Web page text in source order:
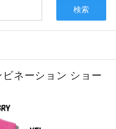
検索
ネーション ショー